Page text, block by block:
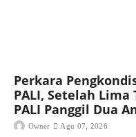
Perkara
PALI, Setelah
PALI Panggil Dua
Owner Agu 07, 2026